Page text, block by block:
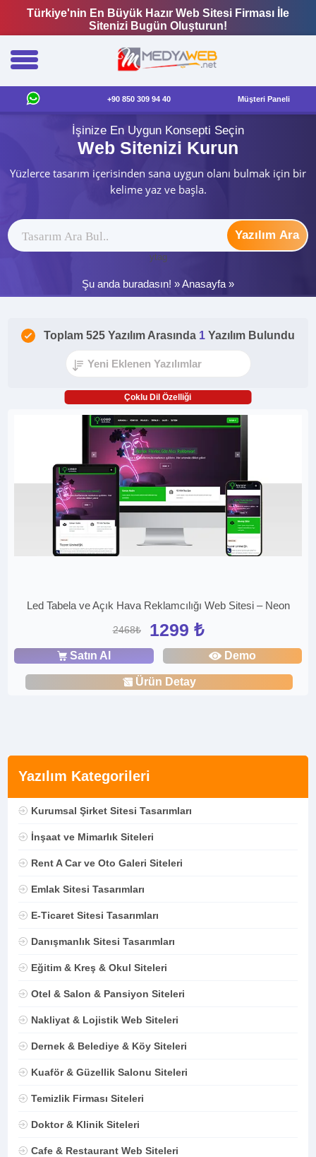
Türkiye'nin En Büyük Hazır Web Sitesi Firması İle
Sitenizi Bugün Oluşturun!
+90 850 309 94 40 Müşteri Paneli
İşinize En Uygun Konsepti Seçin
Web Sitenizi Kurun
Yüzlerce tasarım içerisinden sana uygun olanı bulmak için bir
kelime yaz ve başla.
Yazılım Ara
ytag
Şu anda buradasın! »Anasayfa »
Yazılım Kategorileri
Kurumsal Şirket Sitesi Tasarımları
İnşaat ve Mimarlık Siteleri
Rent A Car ve Oto Galeri Siteleri
Emlak Sitesi Tasarımları
E-Ticaret Sitesi Tasarımları
Danışmanlık Sitesi Tasarımları
Eğitim & Kreş & Okul Siteleri
Otel & Salon & Pansiyon Siteleri
Nakliyat & Lojistik Web Siteleri
Dernek & Belediye & Köy Siteleri
Kuaför & Güzellik Salonu Siteleri
Temizlik Firması Siteleri
Doktor & Klinik Siteleri
Cafe & Restaurant Web Siteleri
Toplam 525 Yazılım Arasında 1 Yazılım Bulundu
Çoklu Dil Özelliği
Led Tabela ve Açık Hava Reklamcılığı Web Sitesi – Neon
2468₺ 1299 ₺
Satın Al Demo
Ürün Detay